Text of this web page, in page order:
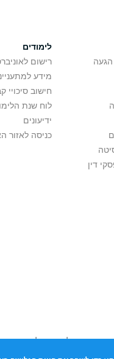
הגעה
דין
לימודים
רישום
מידע
חישוב סיכויי
לוח שנת
ידיעונים
כניסה לאזור
עושה כל מאמץ לכבד
לדעתך מפר זכויות